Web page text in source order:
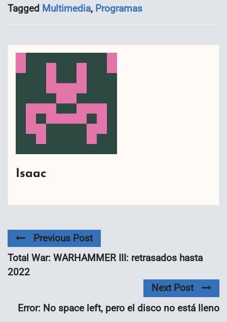
Tagged Multimedia, Programas
Isaac
Previous Post
Total War: WARHAMMER III: retrasados hasta
2022
Next Post
Error: No space left, pero el disco no está lleno